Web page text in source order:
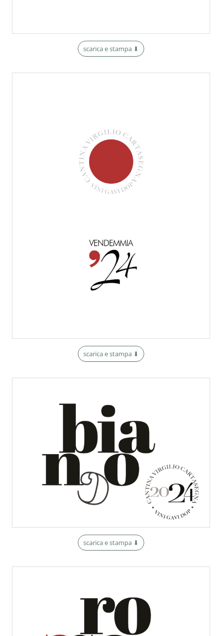
scarica e stampa ⬇︎
scarica e stampa ⬇︎
scarica e stampa ⬇︎